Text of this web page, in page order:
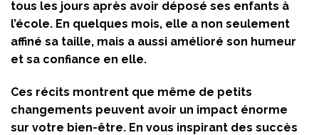
tous les jours après avoir déposé ses enfants à
l’école. En quelques mois, elle a non seulement
affiné sa taille, mais a aussi amélioré son humeur
et sa confiance en elle.
Ces récits montrent que même de petits
changements peuvent avoir un impact énorme
sur votre bien-être. En vous inspirant des succès